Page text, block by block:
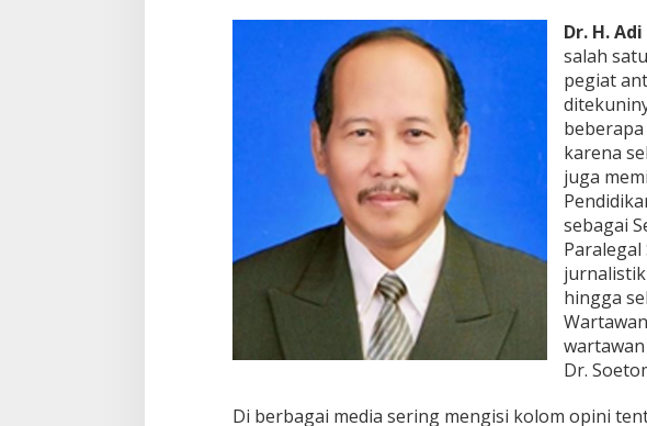
Dr. H.
salah
pegiat
beberapa
karena
juga
sebagai
hingga
wartawan
Dr.
Di berbagai media sering mengisi kolom opini